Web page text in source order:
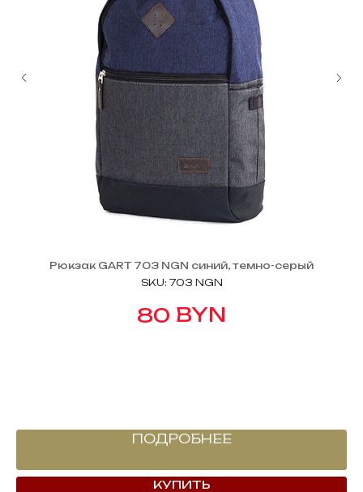
Рюкзак GART 703 NGN синий, темно-серый
SKU: 703 NGN
80 BYN
ПОДРОБНЕЕ
КУПИТЬ